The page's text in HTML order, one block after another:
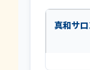
真和サ